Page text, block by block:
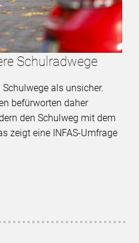
Schulradwege
als unsicher.
befürworten daher
den Schulweg mit dem
zeigt eine INFAS-Umfrage